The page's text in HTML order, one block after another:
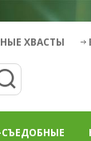
ХВАСТЫ